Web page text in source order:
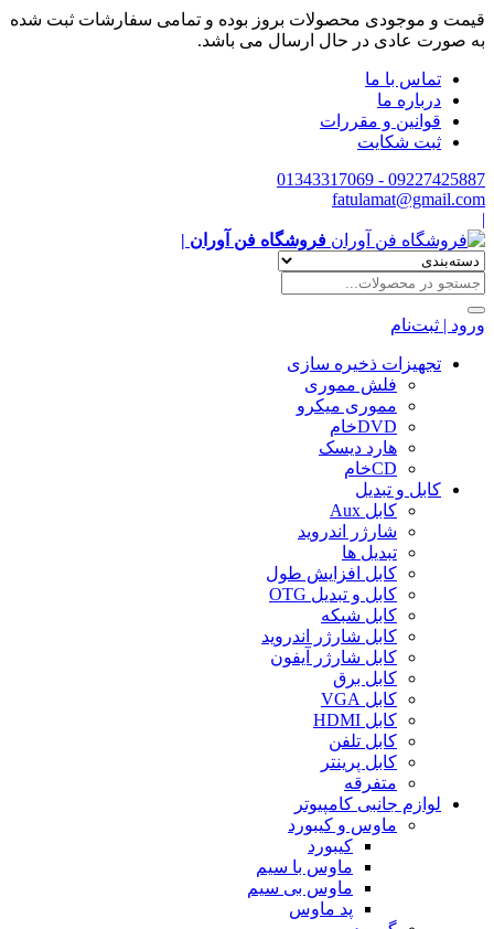
قیمت و موجودی محصولات بروز بوده و تمامی سفارشات ثبت شده
به صورت عادی در حال ارسال می باشد.
تماس با ما
درباره ما
قوانین و مقررات
ثبت شکایت
09227425887 - 01343317069
fatulamat@gmail.com
|
فروشگاه فن آوران |
ورود | ثبت‌نام
تجهیزات ذخیره سازی
فلش مموری
مموری میکرو
DVDخام
هارد دیسک
CDخام
کابل و تبدیل
کابل Aux
شارژر اندروید
تبدیل ها
کابل افزایش طول
کابل و تبدیل OTG
کابل شبکه
کابل شارژر اندروید
کابل شارژر آیفون
کابل برق
کابل VGA
کابل HDMI
کابل تلفن
کابل پرینتر
متفرقه
لوازم جانبی کامپیوتر
ماوس و کیبورد
کیبورد
ماوس با سیم
ماوس بی سیم
پد ماوس